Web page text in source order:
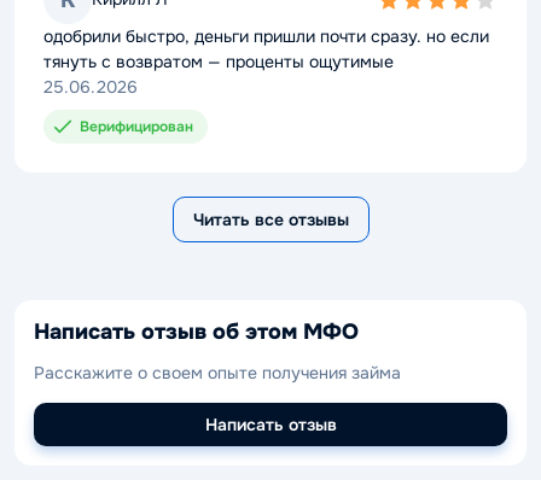
4,0
rating
одобрили быстро, деньги пришли почти сразу. но если
тянуть с возвратом — проценты ощутимые
25.06.2026
Верифицирован
Читать все отзывы
Написать отзыв об этом МФО
Расскажите о своем опыте получения займа
Написать отзыв